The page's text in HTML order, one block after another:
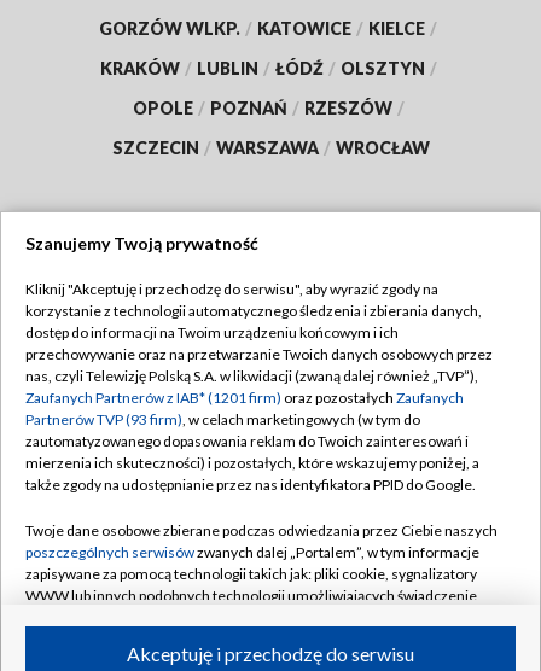
GORZÓW WLKP. / KATOWICE / KIELCE /
KRAKÓW / LUBLIN / ŁÓDŹ / OLSZTYN /
OPOLE / POZNAŃ / RZESZÓW /
SZCZECIN / WARSZAWA / WROCŁAW
TVP
Abonament TVP
Emisja w TVP
Centrum informacji TVP
Naziemna Telewizja Cyfrowa
Rada Programowa
System NOS
Informacje o nadawcy
Program dla prasy
Regulamin TVP
Polityka prywatności
Moje zgody
Pomoc
Kontakt
Kanały
Szanujemy Twoją prywatność
Kliknij "Akceptuję i przechodzę do serwisu", aby wyrazić zgody na
korzystanie z technologii automatycznego śledzenia i zbierania danych,
dostęp do informacji na Twoim urządzeniu końcowym i ich
przechowywanie oraz na przetwarzanie Twoich danych osobowych przez
nas, czyli Telewizję Polską S.A. w likwidacji (zwaną dalej również „TVP”),
Zaufanych Partnerów z IAB* (1201 firm) oraz pozostałych Zaufanych
Partnerów TVP (93 firm), w celach marketingowych (w tym do
zautomatyzowanego dopasowania reklam do Twoich zainteresowań i
mierzenia ich skuteczności) i pozostałych, które wskazujemy poniżej, a
także zgody na udostępnianie przez nas identyfikatora PPID do Google.
Twoje dane osobowe zbierane podczas odwiedzania przez Ciebie naszych
poszczególnych serwisówzwanych dalej „Portalem”, w tym informacje
zapisywane za pomocą technologii takich jak: pliki cookie, sygnalizatory
WWW lub innych podobnych technologii umożliwiających świadczenie
ruchu w Internecie.Akceptuję i przechodzę do serwisu